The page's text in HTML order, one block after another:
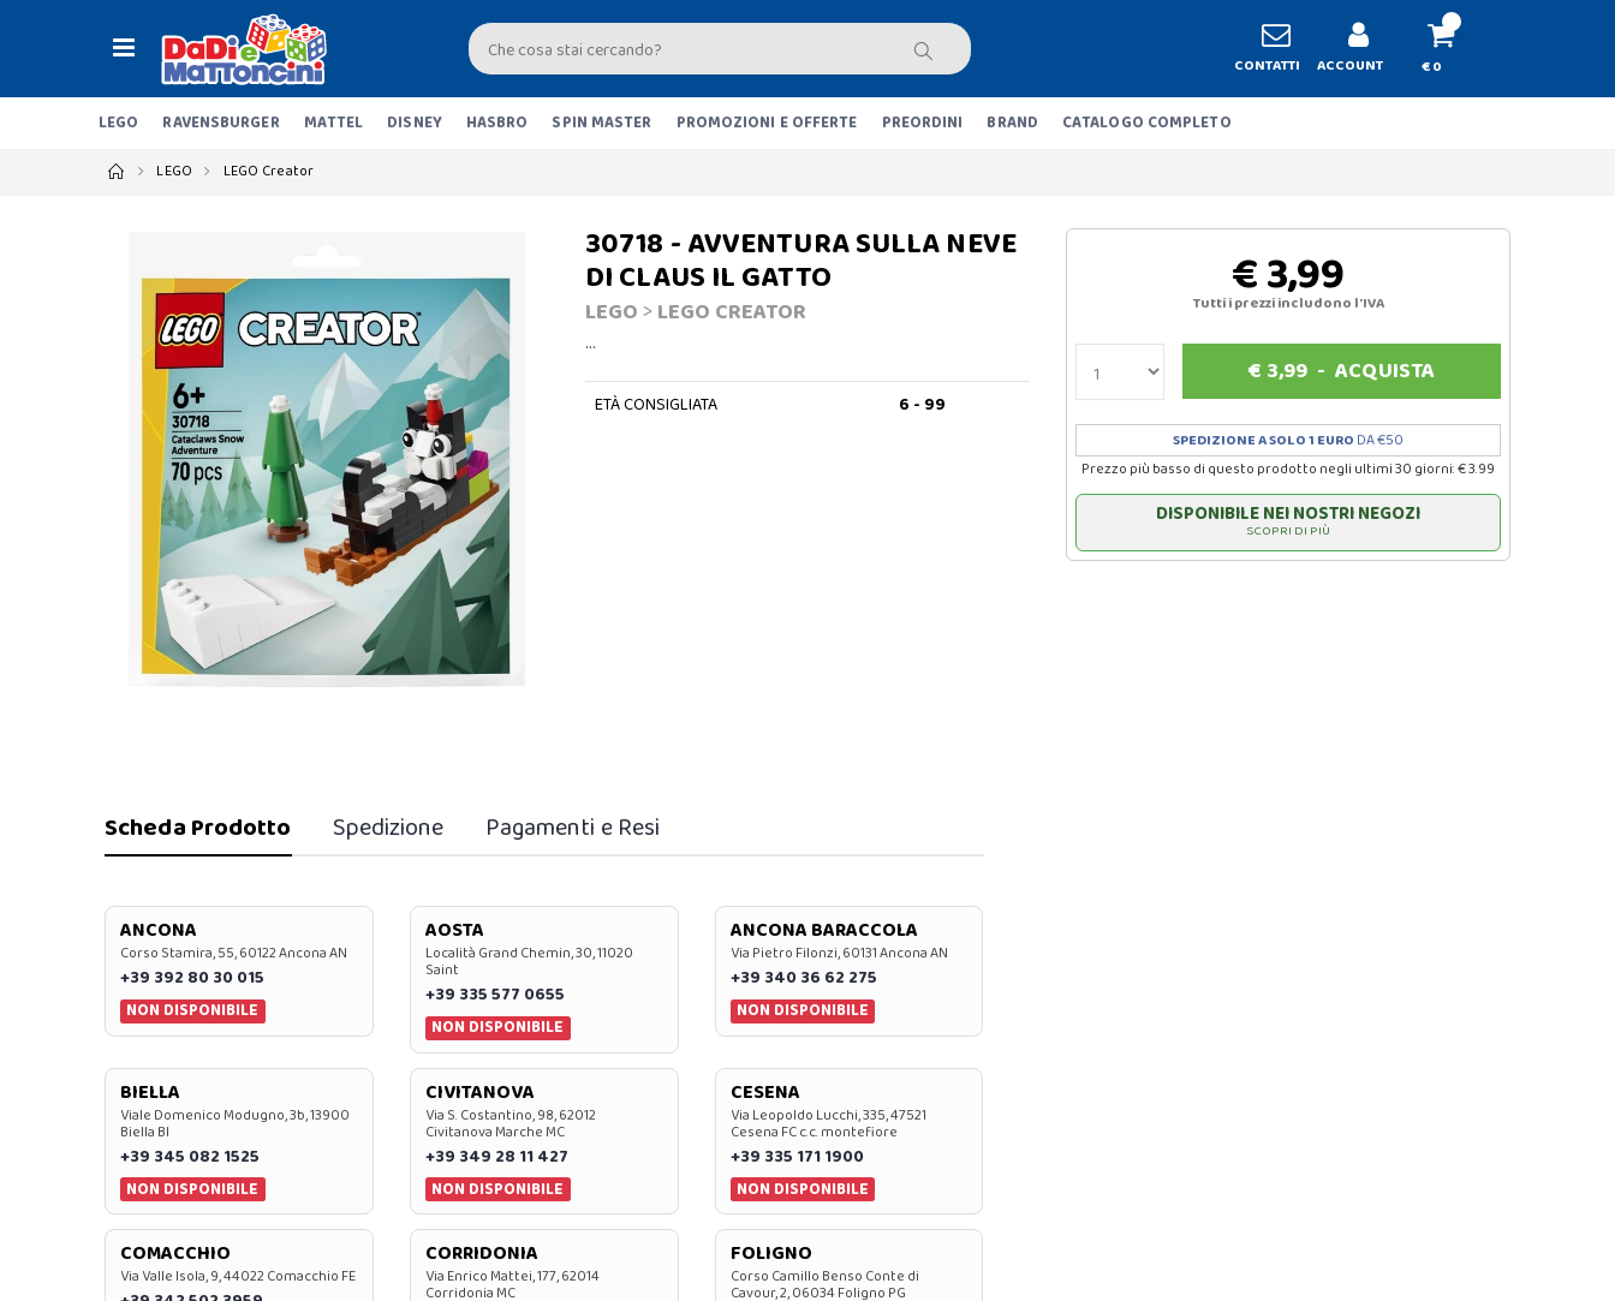
CONTATTI ACCOUNT € 0
LEGO RAVENSBURGER MATTEL DISNEY HASBRO SPIN MASTER PROMOZIONI E OFFERTE PREORDINI BRAND CATALOGO COMPLETO
LEGO LEGO Creator
30718 - AVVENTURA SULLA NEVE
DI CLAUS IL GATTO
LEGO> LEGO CREATOR
…
ETÀ CONSIGLIATA 6 - 99
€ 3,99
Tutti i prezzi includono l'IVA
€ 3,99 -ACQUISTA
SPEDIZIONE A SOLO 1 EURO DA €50
Prezzo più basso di questo prodotto negli ultimi 30 giorni: € 3.99
DISPONIBILE NEI NOSTRI NEGOZI
SCOPRI DI PIÙ
Scheda Prodotto Spedizione Pagamenti e Resi
ANCONA
Corso Stamira, 55, 60122 Ancona AN
+39 392 80 30 015
NON DISPONIBILE
AOSTA
Località Grand Chemin, 30, 11020
Saint
+39 335 577 0655
NON DISPONIBILE
ANCONA BARACCOLA
Via Pietro Filonzi, 60131 Ancona AN
+39 340 36 62 275
NON DISPONIBILE
BIELLA
Viale Domenico Modugno, 3b, 13900
Biella BI
+39 345 082 1525
NON DISPONIBILE
CIVITANOVA
Via S. Costantino, 98, 62012
Civitanova Marche MC
+39 349 28 11 427
NON DISPONIBILE
CESENA
Via Leopoldo Lucchi, 335, 47521
Cesena FC c.c. montefiore
+39 335 171 1900
NON DISPONIBILE
COMACCHIO
Via Valle Isola, 9, 44022 Comacchio FE
CORRIDONIA
Via Enrico Mattei, 177, 62014
Corridonia MC
FOLIGNO
Corso Camillo Benso Conte di
Cavour, 2, 06034 Foligno PG